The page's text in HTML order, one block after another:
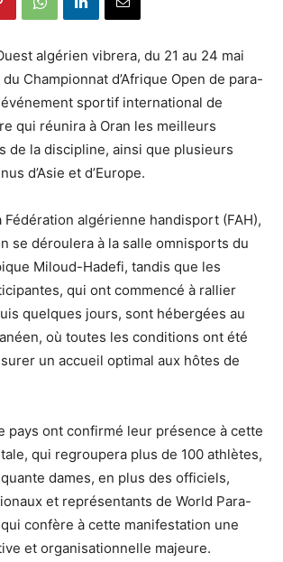
algérien vibrera, du 21 au 24 mai
Championnat d’Afrique Open de para-
sportif international de
qui réunira à Oran les meilleurs
de la discipline, ainsi que plusieurs
d’Asie et d’Europe.
Fédération algérienne handisport (FAH),
se déroulera à la salle omnisports du
Miloud-Hadefi, tandis que les
qui ont commencé à rallier
quelques jours, sont hébergées au
où toutes les conditions ont été
un accueil optimal aux hôtes de
pays ont confirmé leur présence à cette
qui regroupera plus de 100 athlètes,
dames, en plus des officiels,
et représentants de World Para-
confère à cette manifestation une
et organisationnelle majeure.